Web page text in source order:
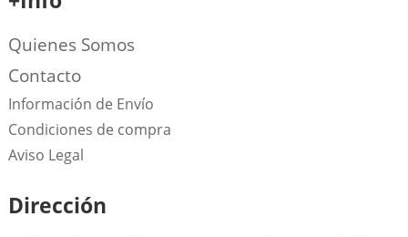
Quienes Somos
Contacto
Información de Envío
Condiciones de compra
Aviso Legal
Dirección